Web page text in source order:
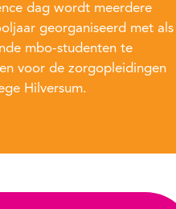
dag wordt meerdere
georganiseerd met als
mbo-studenten te
voor de zorgopleidingen
Hilversum.